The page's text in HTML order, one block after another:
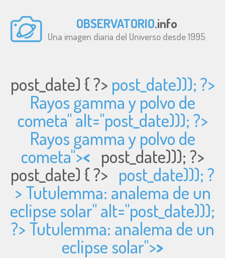
OBSERVATORIO.info
Una imagen diaria del Universo desde 1995
post_date) { ?> post_date))); ?>
Rayos gamma y polvo de
cometa" alt="post_date))); ?>
Rayos gamma y polvo de
cometa">< post_date))); ?>
post_date) { ?> post_date))); ?
> Tutulemma: analema de un
eclipse solar" alt="post_date)));
?> Tutulemma: analema de un
eclipse solar">>